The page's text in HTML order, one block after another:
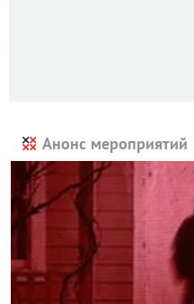
Анонс мероприятий